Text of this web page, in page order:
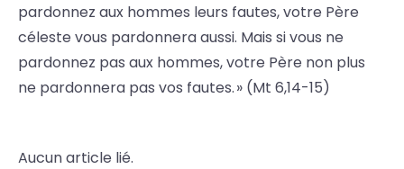
pardonnez aux hommes leurs fautes, votre Père
céleste vous pardonnera aussi. Mais si vous ne
pardonnez pas aux hommes, votre Père non plus
ne pardonnera pas vos fautes. » (Mt 6,14-15)
Aucun article lié.